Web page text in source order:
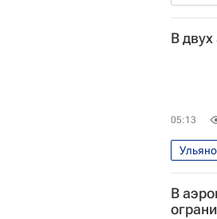
В
05:13
В